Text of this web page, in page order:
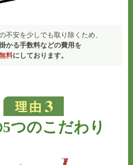
不安を少しでも取り除くため、
かる手数料などの費用を
料にしております。
つのこだわり